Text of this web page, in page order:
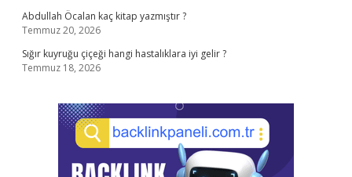
Abdullah Öcalan kaç kitap yazmıştır ?
Temmuz 20, 2026
Sığır kuyruğu çiçeği hangi hastalıklara iyi gelir ?
Temmuz 18, 2026